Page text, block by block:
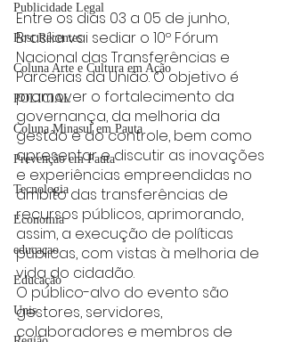
Publicidade Legal
Post Recentes
Coluna Arte e Cultura em Ação
POLICIAL
Coluna Minasul em Pauta
Prevenção em Pauta
Tecnologia
Economia
educaçao
Educação
Unis
Entre os dias 03 a 05 de junho,
Brasília vai sediar o 10º Fórum
Nacional das Transferências e
Parcerias da União. O objetivo é
promover o fortalecimento da
governança, da melhoria da
gestão e do controle, bem como
apresentar e discutir as inovações
e experiências empreendidas no
âmbito das transferências de
recursos públicos, aprimorando,
assim, a execução de políticas
públicas, com vistas à melhoria de
vida do cidadão.
O público-alvo do evento são
gestores, servidores,
colaboradores e membros de